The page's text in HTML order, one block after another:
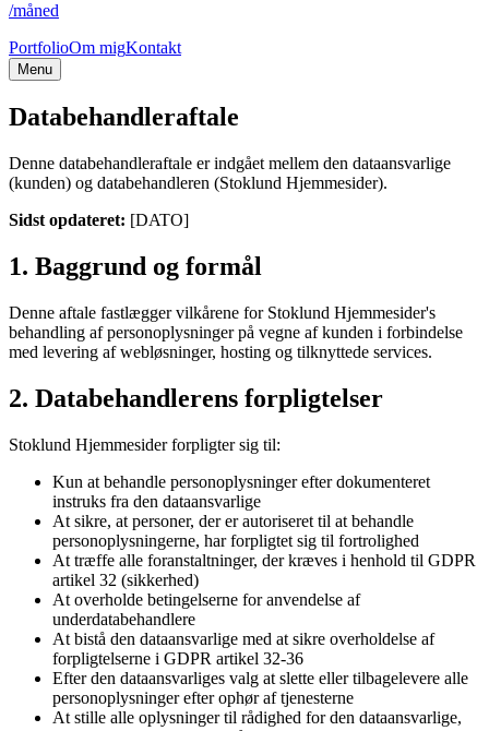
/måned
PortfolioOm migKontakt
Menu
Databehandleraftale
Denne databehandleraftale er indgået mellem den dataansvarlige
(kunden) og databehandleren (Stoklund Hjemmesider).
Sidst opdateret: [DATO]
1. Baggrund og formål
Denne aftale fastlægger vilkårene for Stoklund Hjemmesider's
behandling af personoplysninger på vegne af kunden i forbindelse
med levering af webløsninger, hosting og tilknyttede services.
2. Databehandlerens forpligtelser
Stoklund Hjemmesiderforpligter sig til:
Kun at behandle personoplysninger efter dokumenteret
instruks fra den dataansvarlige
At sikre, at personer, der er autoriseret til at behandle
personoplysningerne, har forpligtet sig til fortrolighed
At træffe alle foranstaltninger, der kræves i henhold til GDPR
artikel 32 (sikkerhed)
At overholde betingelserne for anvendelse af
underdatabehandlere
At bistå den dataansvarlige med at sikre overholdelse af
forpligtelserne i GDPR artikel 32-36
Efter den dataansvarliges valg at slette eller tilbagelevere alle
personoplysninger efter ophør af tjenesterne
At stille alle oplysninger til rådighed for den dataansvarlige,